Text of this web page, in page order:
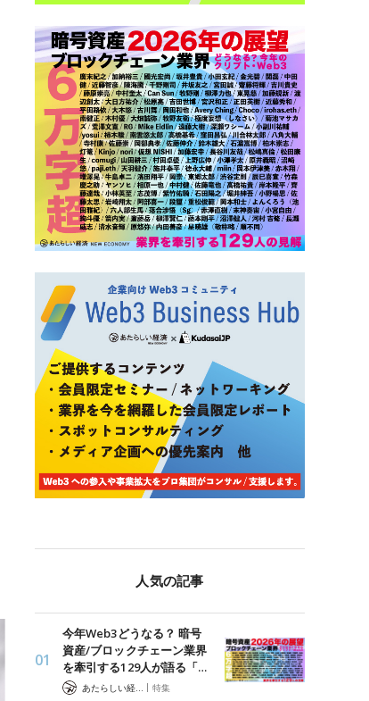
人気の記事
今年Web3どうなる？ 暗号
資産/ブロックチェーン業界
を牽引する129人が語る「…
| 特集